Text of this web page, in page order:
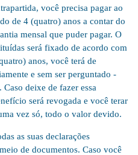
você precisa pagar ao
de 4 (quatro) anos a contar do
mensal que puder pagar. O
será fixado de acordo com
anos, você terá de
e sem ser perguntado -
deixe de fazer essa
será revogada e você terar
vez só, todo o valor devido.
as suas declarações
de documentos. Caso você